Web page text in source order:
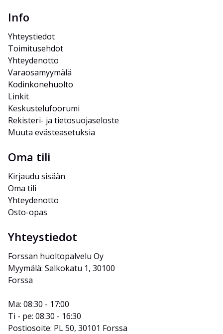
Info
Yhteystiedot
Toimitusehdot
Yhteydenotto
Varaosamyymälä
Kodinkonehuolto
Linkit
Keskustelufoorumi
Rekisteri- ja tietosuojaseloste
Muuta evästeasetuksia
Oma tili
Kirjaudu sisään
Oma tili
Yhteydenotto
Osto-opas
Yhteystiedot
Forssan huoltopalvelu Oy
Myymälä: Salkokatu 1, 30100
Forssa
Ma: 08:30 - 17:00
Ti - pe: 08:30 - 16:30
Postiosoite: PL 50, 30101 Forssa